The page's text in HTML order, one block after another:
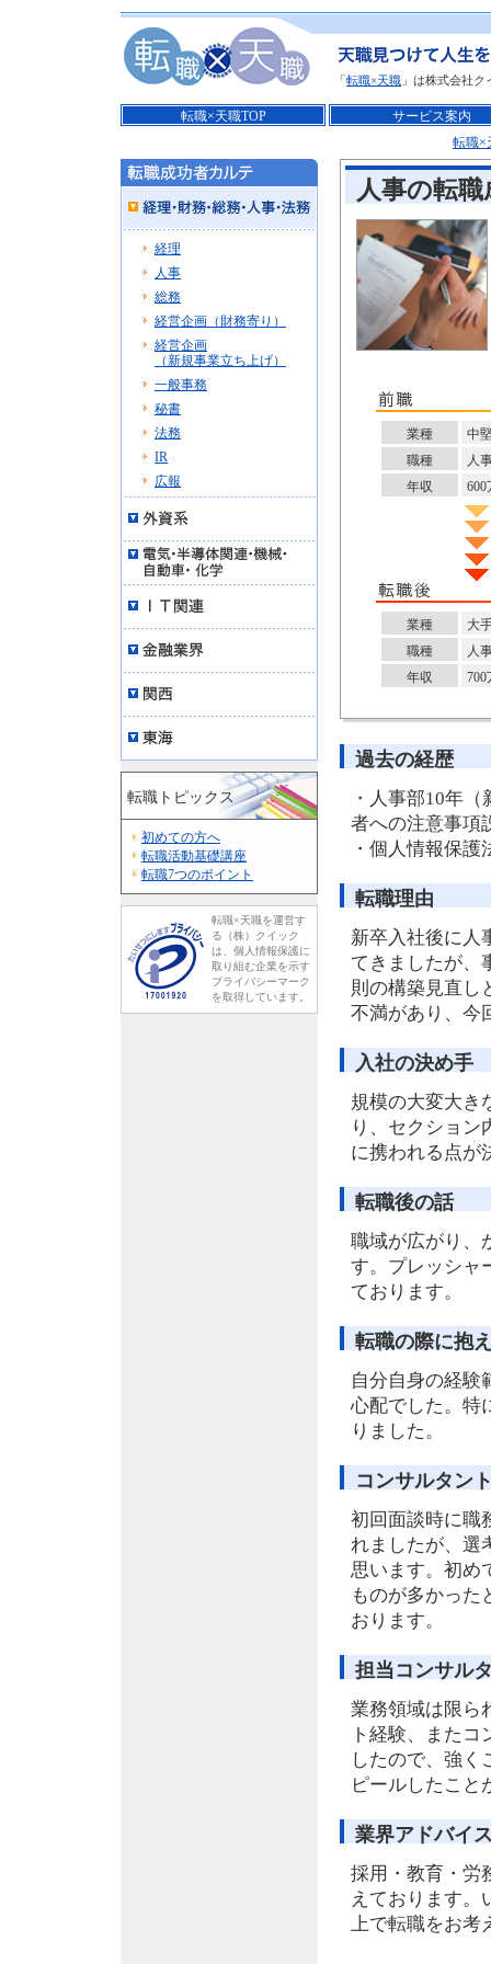
「転職×天職 」は株式会社
転職×天職TOP
サービス案内
転職×
人事の転
業種
中
職種
人
年収
600
業種
大
職種
人
年収
700
過去の経歴
・人事部10年
者への注意事項
・個人情報保
転職理由
新卒入社後に人
てきましたが、
則の構築見直し
不満があり、今
入社の決め手
規模の大変大き
り、セクション
に携われる点が
転職後の話
職域が広がり、
す。プレッシャ
ております。
転職の際に抱
自分自身の経験
心配でした。特
りました。
コンサルタン
初回面談時に職
れましたが、選
思います。初め
ものが多かった
おります。
担当コンサル
業務領域は限ら
ト経験、また
したので、強く
ピールしたこと
業界アドバイ
採用・教育・労
えております。
上で転職をお考
経理
人事
総務
経営企画（財務寄り）
経営企画
（新規事業立ち上げ）
一般事務
秘書
法務
IR
広報
転職トピックス
初めての方へ
転職活動基礎講座
転職7つのポイント
転職×天職を運営す
る（株）クイック
は、個人情報保護に
取り組む企業を示す
プライバシーマーク
を取得しています。